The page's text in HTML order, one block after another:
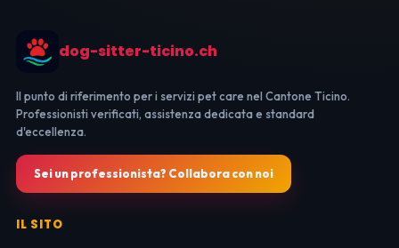
dog-sitter-ticino.ch
Il punto di riferimento per i servizi pet care nel Cantone Ticino.
Professionisti verificati, assistenza dedicata e standard
d'eccellenza.
Sei un professionista? Collabora con noi
IL SITO